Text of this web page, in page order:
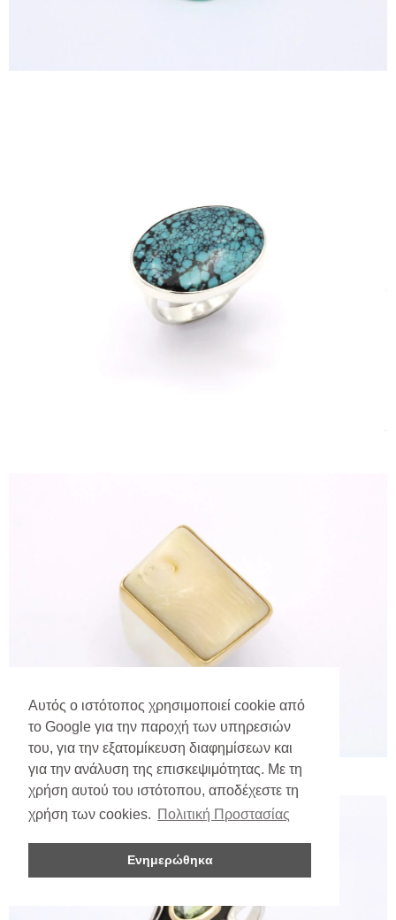
Αυτός ο ιστότοπος χρησιμοποιεί cookie από
το Google για την παροχή των υπηρεσιών
του, για την εξατομίκευση διαφημίσεων και
για την ανάλυση της επισκεψιμότητας. Με τη
χρήση αυτού του ιστότοπου, αποδέχεστε τη
χρήση των cookies. Πολιτική Προστασίας
Ενημερώθηκα